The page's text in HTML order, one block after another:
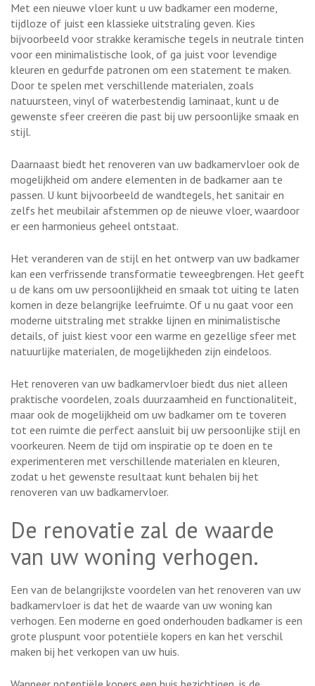
Met een nieuwe vloer kunt u uw badkamer een moderne,
tijdloze of juist een klassieke uitstraling geven. Kies
bijvoorbeeld voor strakke keramische tegels in neutrale tinten
voor een minimalistische look, of ga juist voor levendige
kleuren en gedurfde patronen om een statement te maken.
Door te spelen met verschillende materialen, zoals
natuursteen, vinyl of waterbestendig laminaat, kunt u de
gewenste sfeer creëren die past bij uw persoonlijke smaak en
stijl.
Daarnaast biedt het renoveren van uw badkamervloer ook de
mogelijkheid om andere elementen in de badkamer aan te
passen. U kunt bijvoorbeeld de wandtegels, het sanitair en
zelfs het meubilair afstemmen op de nieuwe vloer, waardoor
er een harmonieus geheel ontstaat.
Het veranderen van de stijl en het ontwerp van uw badkamer
kan een verfrissende transformatie teweegbrengen. Het geeft
u de kans om uw persoonlijkheid en smaak tot uiting te laten
komen in deze belangrijke leefruimte. Of u nu gaat voor een
moderne uitstraling met strakke lijnen en minimalistische
details, of juist kiest voor een warme en gezellige sfeer met
natuurlijke materialen, de mogelijkheden zijn eindeloos.
Het renoveren van uw badkamervloer biedt dus niet alleen
praktische voordelen, zoals duurzaamheid en functionaliteit,
maar ook de mogelijkheid om uw badkamer om te toveren
tot een ruimte die perfect aansluit bij uw persoonlijke stijl en
voorkeuren. Neem de tijd om inspiratie op te doen en te
experimenteren met verschillende materialen en kleuren,
zodat u het gewenste resultaat kunt behalen bij het
renoveren van uw badkamervloer.
De renovatie zal de waarde
van uw woning verhogen.
Een van de belangrijkste voordelen van het renoveren van uw
badkamervloer is dat het de waarde van uw woning kan
verhogen. Een moderne en goed onderhouden badkamer is een
grote pluspunt voor potentiële kopers en kan het verschil
maken bij het verkopen van uw huis.